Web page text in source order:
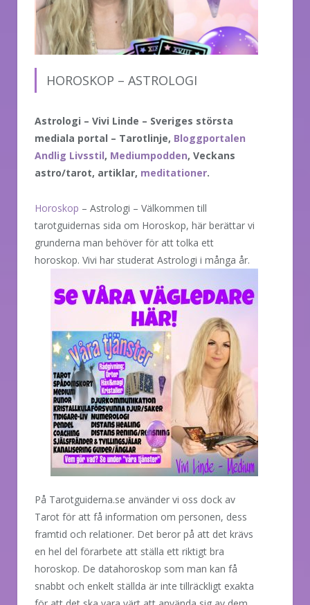
HOROSKOP – ASTROLOGI
Astrologi – Vivi Linde – Sveriges största
mediala portal – Tarotlinje, Bloggportalen
Andlig Livsstil, Mediumpodden, Veckans
astro/tarot, artiklar, meditationer.
Horoskop – Astrologi – Välkommen till
tarotguidernas sida om Horoskop, här berättar vi
grunderna man behöver för att tolka ett
horoskop. Vivi har studerat Astrologi i många år.
På Tarotguiderna.se använder vi oss dock av
Tarot för att få information om personen, dess
framtid och relationer. Det beror på att det krävs
en hel del förarbete att ställa ett riktigt bra
horoskop. De datahoroskop som man kan få
snabbt och enkelt ställda är inte tillräckligt exakta